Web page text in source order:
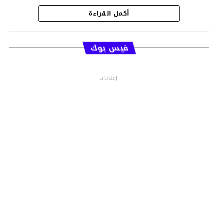
قسم الاخبار
أكمل القراءة
فيس بوك
إعلانات